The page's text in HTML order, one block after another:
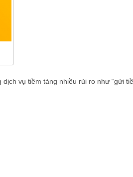
vụ tiềm tàng nhiều rủi ro như “gửi